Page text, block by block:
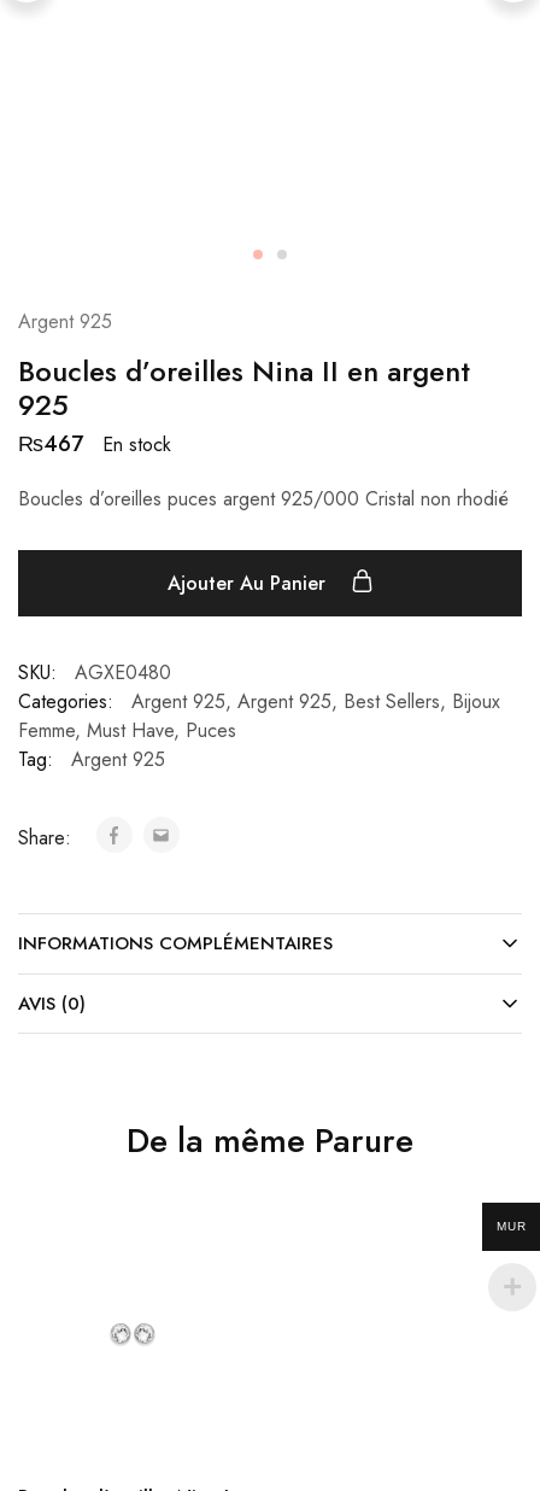
Argent 925
Boucles d’oreilles Nina II en argent
925
₨467
En stock
Boucles d’oreilles puces argent 925/000 Cristal non rhodié
Ajouter Au Panier
SKU:
AGXE0480
Categories:
Argent 925, Argent 925, Best Sellers, Bijoux
Femme, Must Have, Puces
Tag:
Argent 925
Share:
INFORMATIONS COMPLÉMENTAIRES
AVIS (0)
De la même Parure
MUR